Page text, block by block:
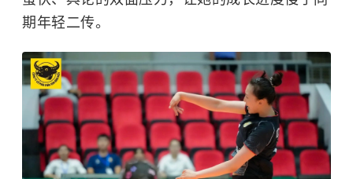
期年轻二传。